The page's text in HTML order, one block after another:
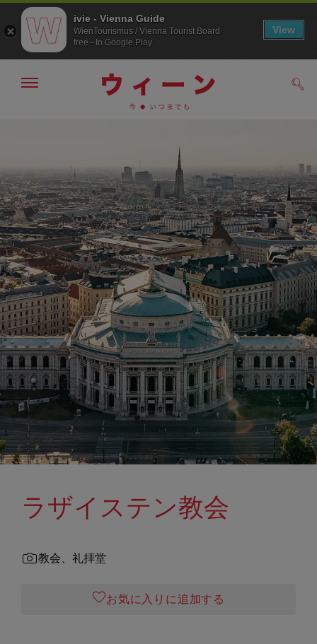
へ
ジ
の
ト
ッ
プ
へ
メ
非
表
示
ラザイステン教会
教会、礼拝堂
お気に入りに追加する
ivie - Vienna Guide
WienTourismus / Vienna Tourist Board
free - In Google Play
View